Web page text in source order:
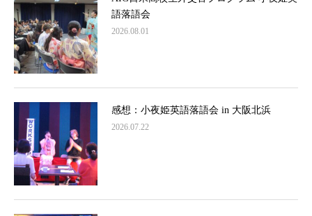
語落語会
2026.08.01
感想：小夜姫英語落語会 in 大阪北浜
2026.07.22